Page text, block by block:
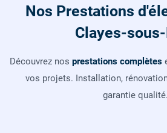
Nos Prestations
Clayes-
Découvrez nos prestations complètes
vos projets. Installation,
garantie qualité.